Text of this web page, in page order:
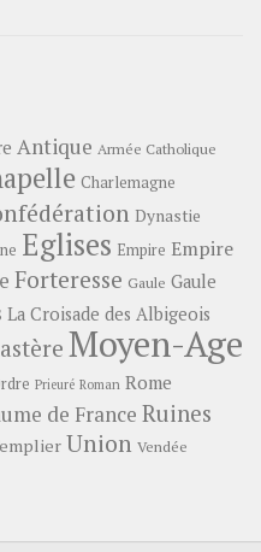
Antique Armée Catholique
Charlemagne
Dynastie
Eglises Empire Empire
Forteresse Gaule Gaule
La Croisade des Albigeois
Moyen-Age
Prieuré Roman Rome
de France Ruines
Union Vendée